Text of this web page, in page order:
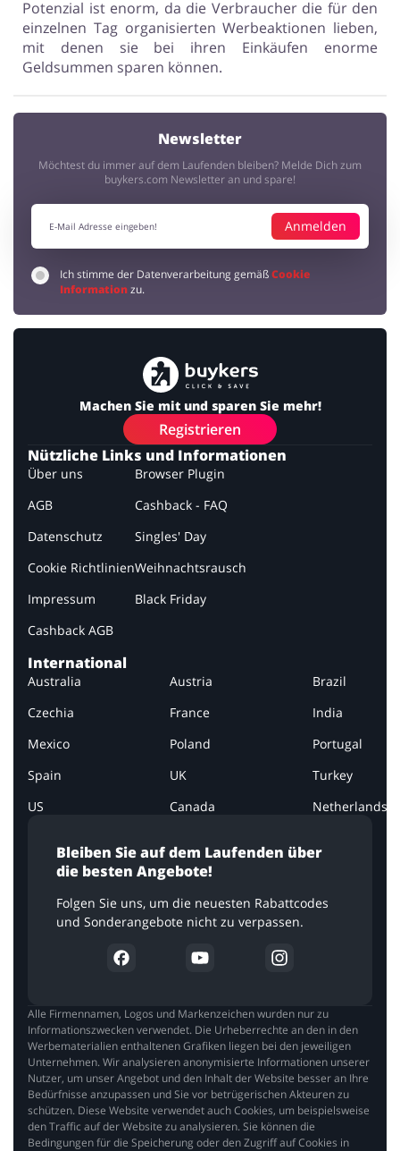
Potenzial ist enorm, da die Verbraucher die für den
einzelnen Tag organisierten Werbeaktionen lieben,
mit denen sie bei ihren Einkäufen enorme
Geldsummen sparen können.
Newsletter
Möchtest du immer auf dem Laufenden bleiben? Melde Dich zum
buykers.com Newsletter an und spare!
Anmelden
Ich stimme der Datenverarbeitung gemäßCookie
Informationzu.
Machen Sie mit und sparen Sie mehr!
Registrieren
Bleiben Sie auf dem Laufenden über
die besten Angebote!
Folgen Sie uns, um die neuesten Rabattcodes
und Sonderangebote nicht zu verpassen.
Nützliche Links und Informationen
Über uns
AGB
Datenschutz
Cookie Richtlinien
Impressum
Cashback AGB
Browser Plugin
Cashback - FAQ
Singles' Day
Weihnachtsrausch
Black Friday
International
Australia Austria
Brazil
Czechia
France
India
Mexico
Poland
Portugal
Spain
UK
Turkey
US
Canada Netherlands
Alle Firmennamen, Logos und Markenzeichen wurden nur zu
Informationszwecken verwendet. Die Urheberrechte an den in den
Werbematerialien enthaltenen Grafiken liegen bei den jeweiligen
Unternehmen. Wir analysieren anonymisierte Informationen unserer
Nutzer, um unser Angebot und den Inhalt der Website besser an Ihre
Bedürfnisse anzupassen und Sie vor betrügerischen Akteuren zu
schützen. Diese Website verwendet auch Cookies, um beispielsweise
den Traffic auf der Website zu analysieren. Sie können die
Bedingungen für die Speicherung oder den Zugriff auf Cookies in